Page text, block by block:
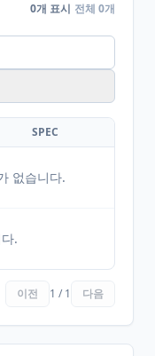
0개 표시 전체 0개
SPEC
없습니다.
.
이전 1 / 1 다음